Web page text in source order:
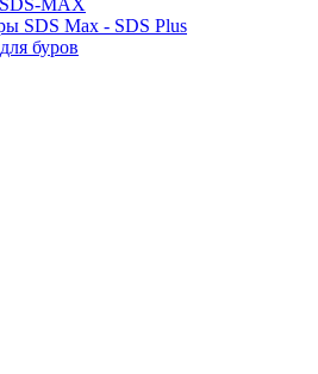
MAX
SDS Max - SDS Plus
буров